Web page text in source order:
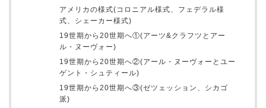
アメリカの様式(コロニアル様式、フェデラル様
式、シェーカー様式)
19世期から20世期へ①(アーツ&クラフツとアー
ル・ヌーヴォー)
19世期から20世期へ②(アール・ヌーヴォーとユー
ゲント・シュティール)
19世期から20世期へ③(ゼツェッション、シカゴ
派)